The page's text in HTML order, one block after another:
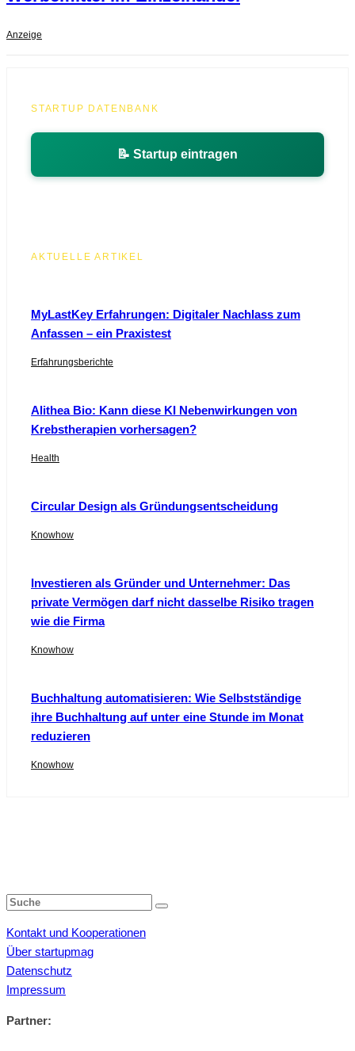
Anzeige
STARTUP DATENBANK
📝 Startup eintragen
AKTUELLE ARTIKEL
MyLastKey Erfahrungen: Digitaler Nachlass zum
Anfassen – ein Praxistest
Erfahrungsberichte
Alithea Bio: Kann diese KI Nebenwirkungen von
Krebstherapien vorhersagen?
Health
Circular Design als Gründungsentscheidung
Knowhow
Investieren als Gründer und Unternehmer: Das
private Vermögen darf nicht dasselbe Risiko tragen
wie die Firma
Knowhow
Buchhaltung automatisieren: Wie Selbstständige
ihre Buchhaltung auf unter eine Stunde im Monat
reduzieren
Knowhow
Kontakt und Kooperationen
Über startupmag
Datenschutz
Impressum
Partner: